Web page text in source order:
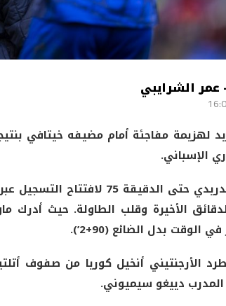
الشرايبي
وانتظر الفريق المدريدي حتى
بدل الضائع (90+2’).
دييغو سيميوني.